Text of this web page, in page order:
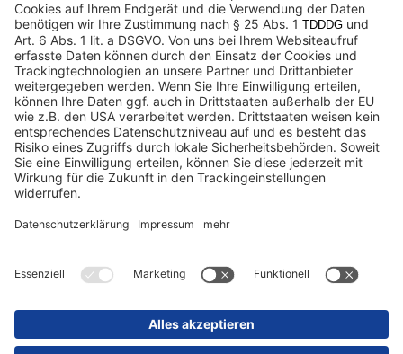
DatenschutzImpressum / Rechtliche Hinweise